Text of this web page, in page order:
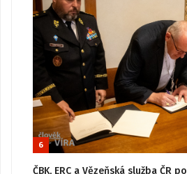
6
ČBK, ERC a Vězeňská služba ČR